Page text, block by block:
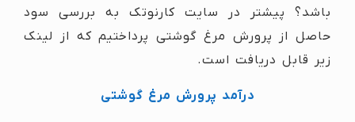
باشد؟ پیشتر در سایت کارنوتک به بررسی سود
حاصل از پرورش مرغ گوشتی پرداختیم که از لینک
زیر قابل دریافت است.
درآمد پرورش مرغ گوشتی